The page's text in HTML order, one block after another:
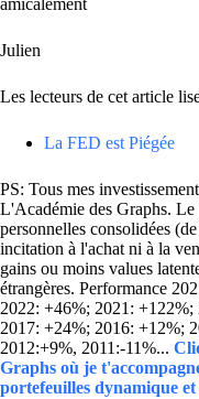
amicalement
Julien
Les lecteurs de cet article
La FED est Piégée
PS: Tous mes
L'Académie des Graphs.
personnelles consolidées
incitation à l'achat ni à la
gains ou moins values
étrangères. Performance
2022: +46%; 2021:
2017: +24%; 2016: +12%;
2012:+9%, 2011:-11%...
Graphs où je
portefeuilles dynamique